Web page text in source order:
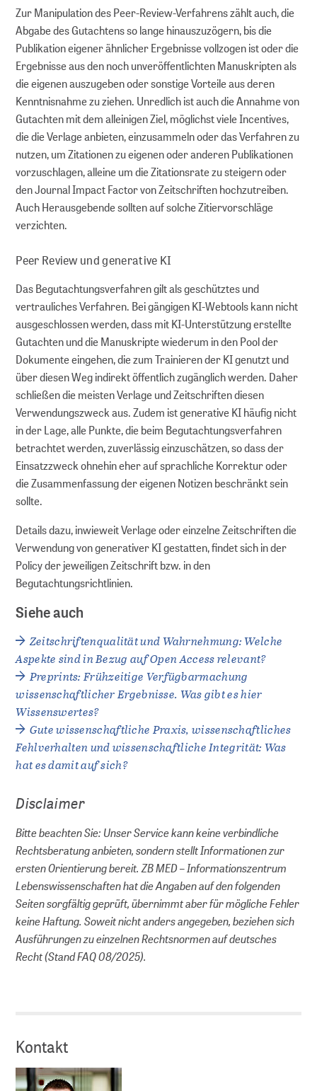
Zur Manipulation des Peer-Review-Verfahrens zählt auch, die
Abgabe des Gutachtens so lange hinauszuzögern, bis die
Publikation eigener ähnlicher Ergebnisse vollzogen ist oder die
Ergebnisse aus den noch unveröffentlichten Manuskripten als
die eigenen auszugeben oder sonstige Vorteile aus deren
Kenntnisnahme zu ziehen. Unredlich ist auch die Annahme von
Gutachten mit dem alleinigen Ziel, möglichst viele Incentives,
die die Verlage anbieten, einzusammeln oder das Verfahren zu
nutzen, um Zitationen zu eigenen oder anderen Publikationen
vorzuschlagen, alleine um die Zitationsrate zu steigern oder
den Journal Impact Factor von Zeitschriften hochzutreiben.
Auch Herausgebende sollten auf solche Zitiervorschläge
verzichten.
Peer Review und generative KI
Das Begutachtungsverfahren gilt als geschütztes und
vertrauliches Verfahren. Bei gängigen KI-Webtools kann nicht
ausgeschlossen werden, dass mit KI-Unterstützung erstellte
Gutachten und die Manuskripte wiederum in den Pool der
Dokumente eingehen, die zum Trainieren der KI genutzt und
über diesen Weg indirekt öffentlich zugänglich werden. Daher
schließen die meisten Verlage und Zeitschriften diesen
Verwendungszweck aus. Zudem ist generative KI häufig nicht
in der Lage, alle Punkte, die beim Begutachtungsverfahren
betrachtet werden, zuverlässig einzuschätzen, so dass der
Einsatzzweck ohnehin eher auf sprachliche Korrektur oder
die Zusammenfassung der eigenen Notizen beschränkt sein
sollte.
Details dazu, inwieweit Verlage oder einzelne Zeitschriften die
Verwendung von generativer KI gestatten, findet sich in der
Policy der jeweiligen Zeitschrift bzw. in den
Begutachtungsrichtlinien.
Siehe auch
Zeitschriftenqualität und Wahrnehmung: Welche
Aspekte sind in Bezug auf Open Access relevant?
Preprints: Frühzeitige Verfügbarmachung
wissenschaftlicher Ergebnisse. Was gibt es hier
Wissenswertes?
Gute wissenschaftliche Praxis, wissenschaftliches
Fehlverhalten und wissenschaftliche Integrität: Was
hat es damit auf sich?
Disclaimer
Bitte beachten Sie: Unser Service kann keine verbindliche
Rechtsberatung anbieten, sondern stellt Informationen zur
ersten Orientierung bereit. ZB MED – Informationszentrum
Lebenswissenschaften hat die Angaben auf den folgenden
Seiten sorgfältig geprüft, übernimmt aber für mögliche Fehler
keine Haftung. Soweit nicht anders angegeben, beziehen sich
Ausführungen zu einzelnen Rechtsnormen auf deutsches
Recht (Stand FAQ 08/2025).
Kontakt